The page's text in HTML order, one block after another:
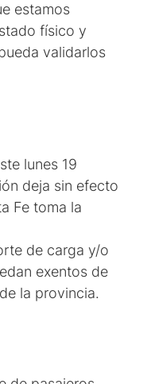
estamos
físico y
validarlos
lunes 19
deja sin efecto
Fe toma la
de carga y/o
exentos de
la provincia.